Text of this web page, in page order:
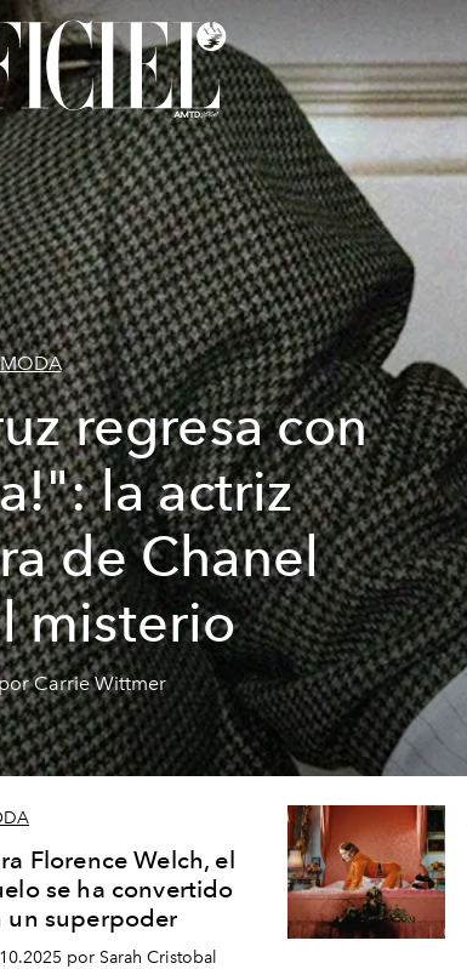
MODA
regresa con
la actriz
de Chanel
misterio
Carrie Wittmer
Florence Welch, el
se ha convertido
un superpoder
por Sarah Cristobal